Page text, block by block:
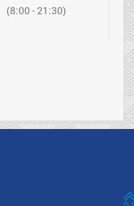
(8:00 - 21:30)